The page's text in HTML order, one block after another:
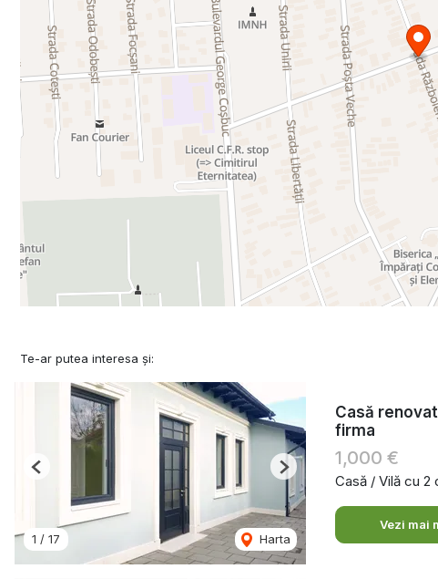
Te-ar putea interesa și:
1 / 17 Harta
Previous Next
Casă
firma
1,000 €
Casă / Vilă cu 2
Vezi mai